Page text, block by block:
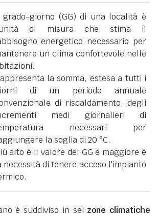
grado-giorno (GG) di una località è
di misura che stima il
energetico necessario per
un clima confortevole nelle
la somma, estesa a tutti i
di un periodo annuale
di riscaldamento, degli
medi giornalieri di
necessari per
la soglia di 20 °C.
alto è il valore del GG e maggiore è
necessità di tenere acceso l'impianto
è suddiviso in sei zone climatiche